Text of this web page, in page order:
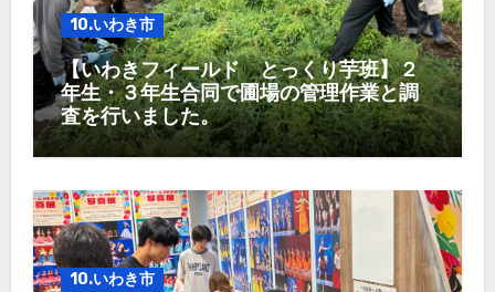
10.いわき市
【いわきフィールド とっくり芋班】２
年生・３年生合同で圃場の管理作業と調
査を行いました。
10.いわき市